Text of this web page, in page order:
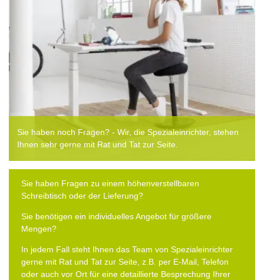
Sie haben noch Fragen? - Wir, die Spezialeinrichter, stehen
Ihnen sehr gerne mit Rat und Tat zur Seite.
Sie haben Fragen zu einem höhenverstellbaren
Schreibtisch oder der Lieferung?
Sie benötigen ein individuelles Angebot für größere
Mengen?
In jedem Fall steht Ihnen das Team von Spezialeinrichter
gerne mit Rat und Tat zur Seite, z.B. per E-Mail, Telefon
oder auch vor Ort für eine detaillierte Besprechung Ihrer